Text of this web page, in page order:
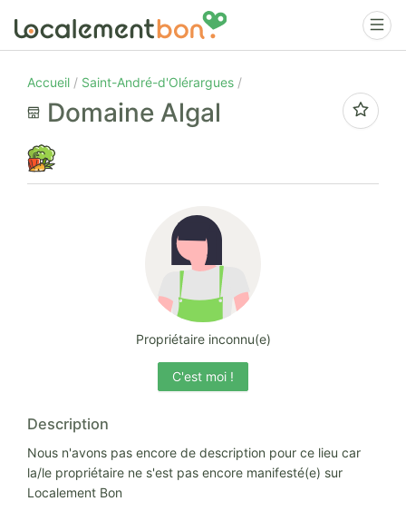
Accueil Saint-André-d'Olérargues
Domaine Algal
Propriétaire inconnu(e)
C'est moi !
Description
Nous n'avons pas encore de description pour ce lieu car
la/le propriétaire ne s'est pas encore manifesté(e) sur
Localement Bon